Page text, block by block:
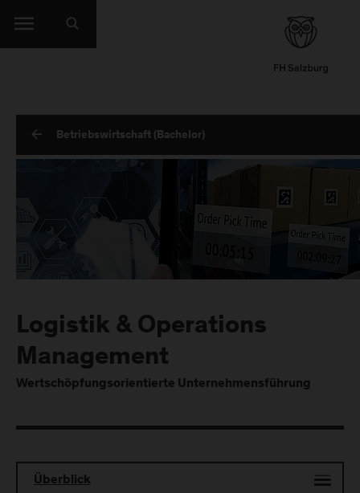
Betriebswirtschaft (Bachelor)
Logistik & Operations
Management
Wertschöpfungsorientierte Unternehmensführung
Überblick